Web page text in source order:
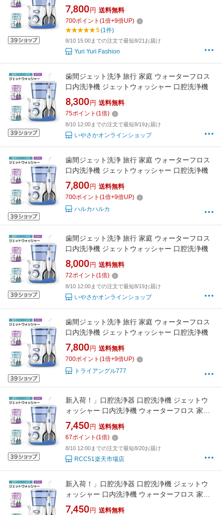
7,800 円 送料無料
700ポイント (1倍+9倍UP)
5(1件)
8/10 15:00までの注文で最短8/21お届け
Yuri Yuri Fashion
歯間ジェット洗浄 旅行 家庭 ウォーターフロス
口内洗浄機 ジェットウォッシャー 口腔洗浄機
8,300 円 送料無料
75ポイント (1倍)
8/10 12:00までの注文で最短8/19お届け
いやさかオンラインショップ
歯間ジェット洗浄 旅行 家庭 ウォーターフロス
口内洗浄機 ジェットウォッシャー 口腔洗浄機
7,800 円 送料無料
700ポイント (1倍+9倍UP)
ハルカハルカ
歯間ジェット洗浄 旅行 家庭 ウォーターフロス
口内洗浄機 ジェットウォッシャー 口腔洗浄機
8,000 円 送料無料
72ポイント (1倍)
8/10 12:00までの注文で最短8/19お届け
いやさかオンラインショップ
歯間ジェット洗浄 旅行 家庭 ウォーターフロス
口内洗浄機 ジェットウォッシャー 口腔洗浄機
7,800 円 送料無料
700ポイント (1倍+9倍UP)
トライアングル777
新入荷！」口腔洗浄器 口腔洗浄機 ジェットウ
ォッシャー 口内洗浄機 ウォーターフロス 家庭
旅行 歯間ジェット洗浄 800ml大容量 ジェッ
7,450 円 送料無料
67ポイント (1倍)
8/10 12:00までの注文で最短8/20お届け
RCC51楽天市場店
新入荷！」口腔洗浄器 口腔洗浄機 ジェットウ
ォッシャー 口内洗浄機 ウォーターフロス 家庭
旅行 歯間ジェット洗浄 800ml大容量 ジェッ
7,450 円 送料無料